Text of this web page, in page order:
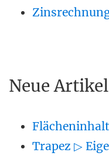
Neue Artikel
Trapez ▷